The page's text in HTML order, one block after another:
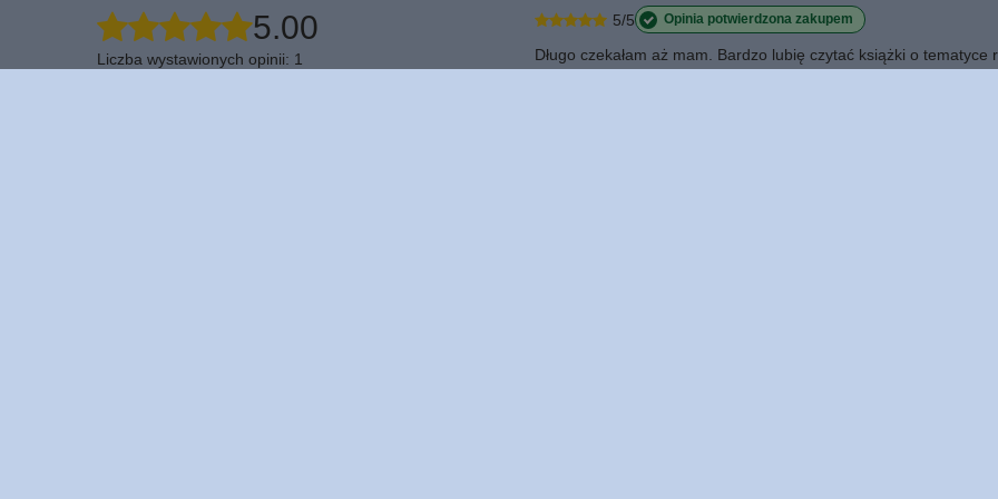
5.00
Liczba wystawionych opinii: 1
5/5 Opinia potwierdzona zakupem
Długo czekałam aż mam. Bardzo lubię czytać książki o tematyce